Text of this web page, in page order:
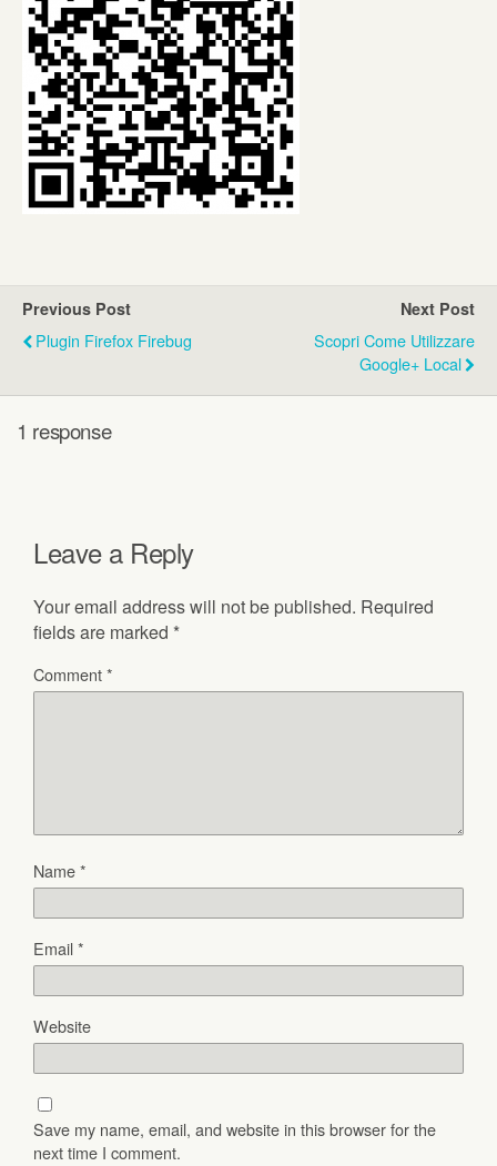
Previous Post
Plugin Firefox Firebug
Next Post
Scopri Come Utilizzare
Google+ Local
1 response
Leave a Reply
Your email address will not be published. Required
fields are marked *
Comment*
Name*
Email*
Website
Save my name, email, and website in this browser for the
next time I comment.